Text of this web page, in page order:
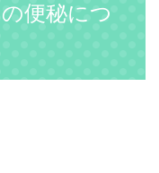
便秘につ